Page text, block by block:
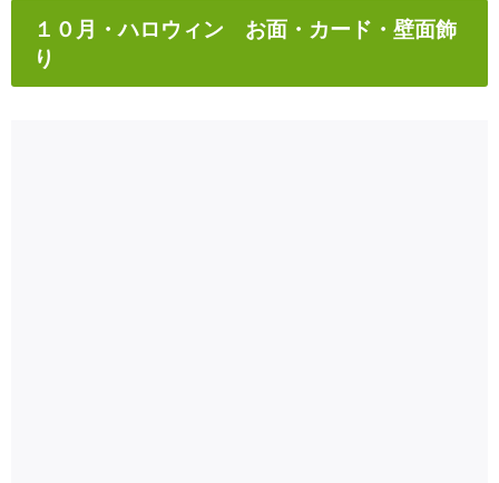
１０月・ハロウィン お面・カード・壁面飾
り